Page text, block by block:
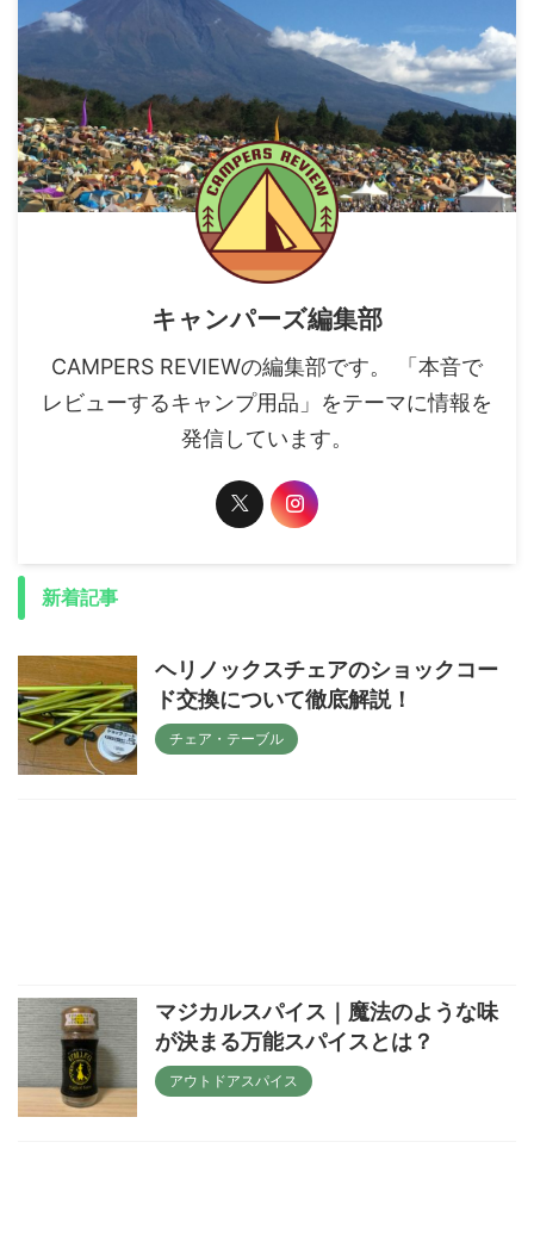
キャンパーズ編集部
CAMPERS REVIEWの編集部です。 「本音で
レビューするキャンプ用品」をテーマに情報を
発信しています。
新着記事
ヘリノックスチェアのショックコー
ド交換について徹底解説！
チェア・テーブル
マジカルスパイス｜魔法のような味
が決まる万能スパイスとは？
アウトドアスパイス